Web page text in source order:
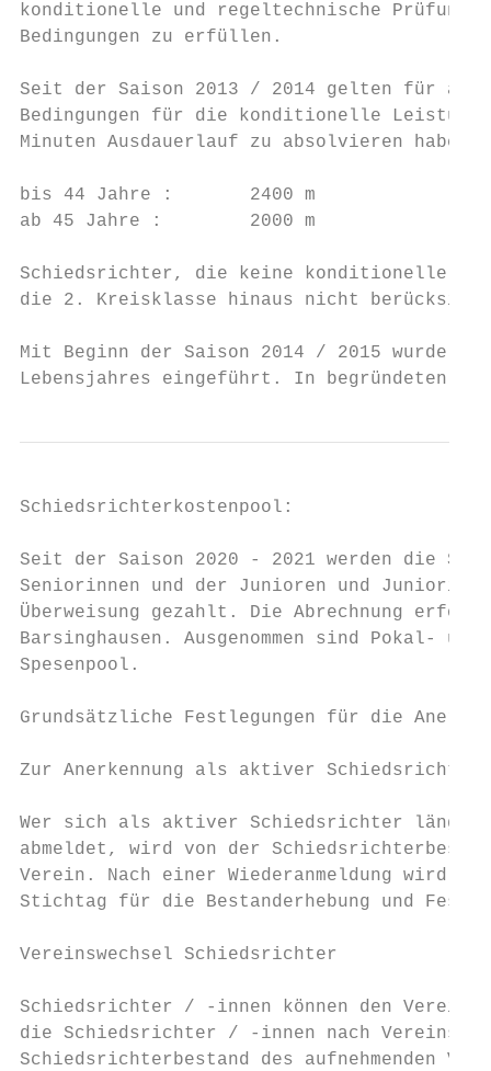
konditionelle und regeltechnische Prüfung
Bedingungen zu erfüllen.
Seit der Saison 2013 / 2014 gelten für
Bedingungen für die konditionelle
Minuten Ausdauerlauf zu absolvieren
bis 44 Jahre :       2400 m
ab 45 Jahre :        2000 m
Schiedsrichter, die keine konditionelle
die 2. Kreisklasse hinaus nicht
Mit Beginn der Saison 2014 / 2015 wurde
Lebensjahres eingeführt. In begründeten
Schiedsrichterkostenpool:
Seit der Saison 2020 - 2021 werden die
Seniorinnen und der Junioren und
Überweisung gezahlt. Die Abrechnung
Barsinghausen. Ausgenommen sind Pokal-
Spesenpool.
Grundsätzliche Festlegungen für die
Zur Anerkennung als aktiver
Wer sich als aktiver Schiedsrichter
abmeldet, wird von der
Verein. Nach einer Wiederanmeldung wird
Stichtag für die Bestanderhebung und
Vereinswechsel Schiedsrichter
Schiedsrichter / -innen können den Verein
die Schiedsrichter / -innen nach
Schiedsrichterbestand des aufnehmenden